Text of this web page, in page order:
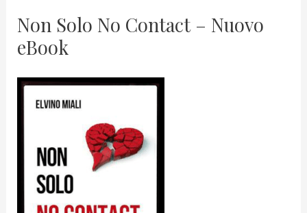
Non Solo No Contact – Nuovo
eBook